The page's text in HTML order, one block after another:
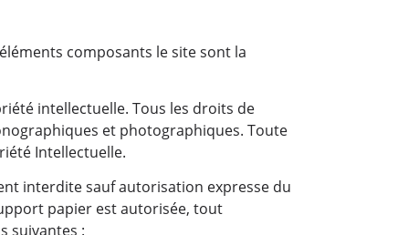
composants le site sont la
intellectuelle. Tous les droits de
et photographiques. Toute
Intellectuelle.
interdite sauf autorisation expresse du
papier est autorisée, tout
suivantes :